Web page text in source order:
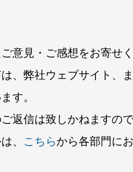
意見・ご感想をお寄せく
、弊社ウェブサイト、
す。
返信は致しかねますので
、
こちらから各部門に